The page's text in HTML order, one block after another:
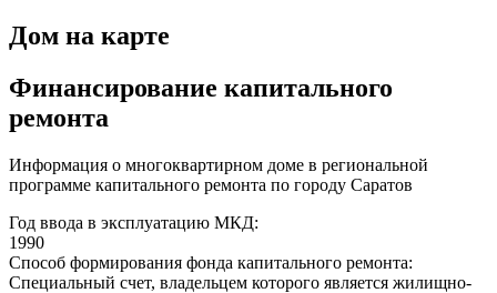
Дом на карте
Финансирование капитального
ремонта
Информация о многоквартирном доме в региональной
программе капитального ремонта по городу Саратов
Год ввода в эксплуатацию МКД:
1990
Способ формирования фонда капитального ремонта:
Специальный счет, владельцем которого является жилищно-